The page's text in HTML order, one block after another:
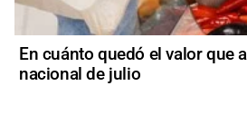
En cuánto quedó el valor que
nacional de julio